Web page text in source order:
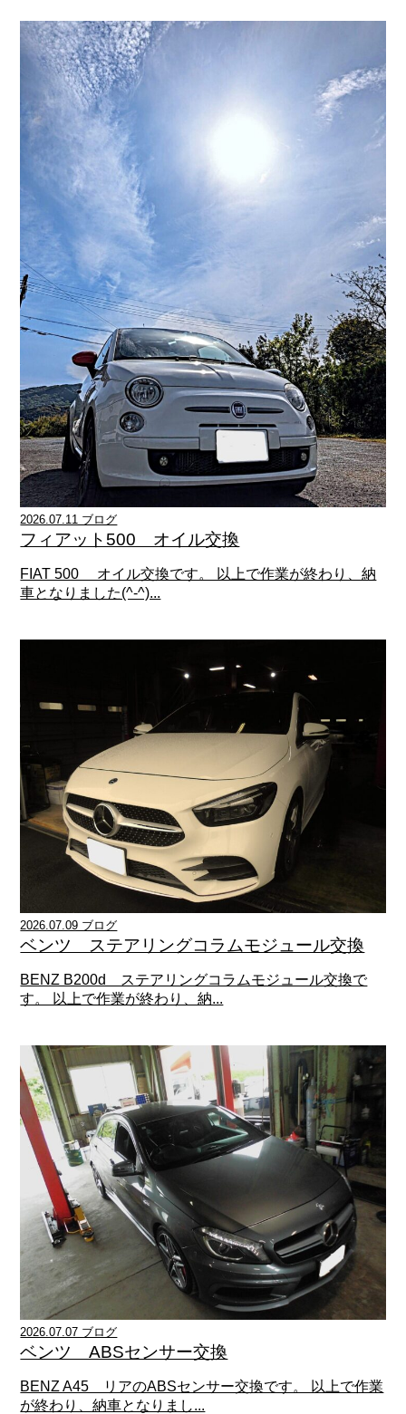
2026.07.11 ブログ
フィアット500 オイル交換
FIAT 500 オイル交換です。 以上で作業が終わり、納
車となりました(^-^)...
2026.07.09 ブログ
ベンツ ステアリングコラムモジュール交換
BENZ B200d ステアリングコラムモジュール交換で
す。 以上で作業が終わり、納...
2026.07.07 ブログ
ベンツ ABSセンサー交換
BENZ A45 リアのABSセンサー交換です。 以上で作業
が終わり、納車となりまし...